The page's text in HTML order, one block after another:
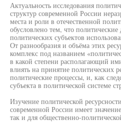
Актуальность исследования
структур современной России
места и роли в отечественной
обусловлено тем, что политические
политических субъектов
От разнообразия и объёма этих
комплекс под названием
в какой степени располагающий
влиять на принятие политических
политические процессы, и, как
субъекта в политической системе
Изучение политической
современной России имеет
так и для общественно-